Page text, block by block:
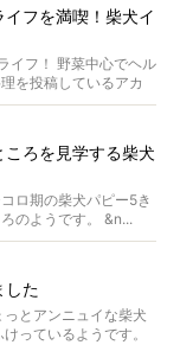
フを満喫！柴犬イ
イフ！ 野菜中心でヘル
を投稿しているアカ
ろを見学する柴犬
ロ期の柴犬パピー5き
のようです。 &n...
した
とアンニュイな柴犬
っているようです。